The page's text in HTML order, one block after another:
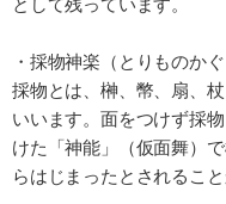
・採物神楽（とりものかぐ
採物とは、榊、幣、扇、
いいます。面をつけず採
けた「神能」（仮面舞）
らはじまったとされるこ